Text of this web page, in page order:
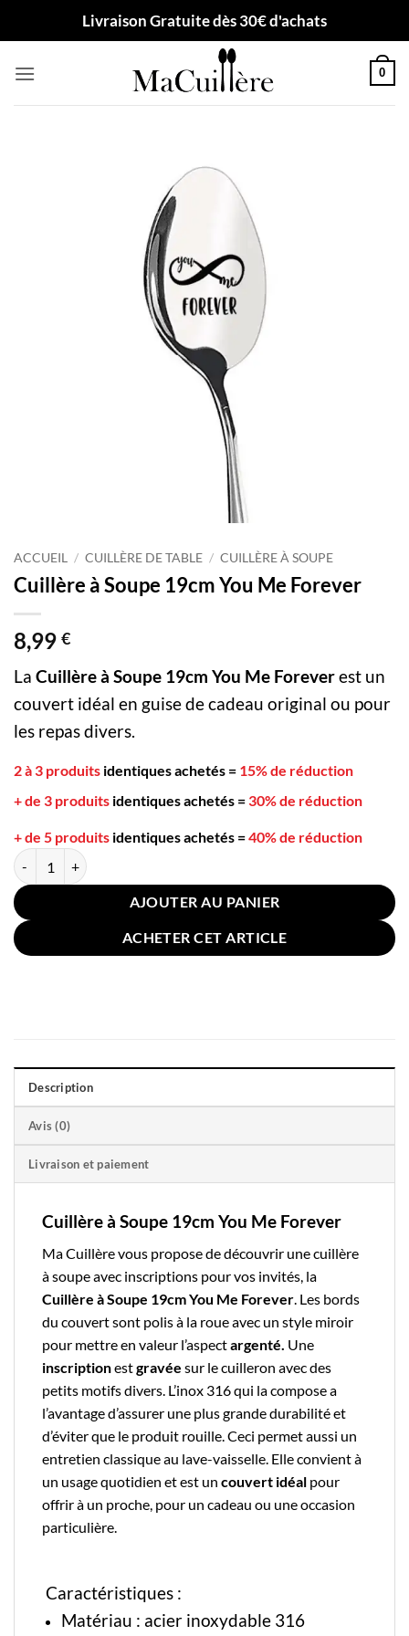
Livraison Gratuite dès 30€ d'achats
0
ACCUEIL / CUILLÈRE DE TABLE / CUILLÈRE À SOUPE
Cuillère à Soupe 19cm You Me Forever
8,99 €
La Cuillère à Soupe 19cm You Me Foreverest un
couvert idéal en guise de cadeau original ou pour
les repas divers.
2 à 3 produits identiques achetés = 15% de réduction
+ de 3 produits identiques achetés = 30% de réduction
+ de 5 produits identiques achetés =40% de réduction
quantité de Cuillère à Soupe 19cm You Me Forever
AJOUTER AU PANIER
ACHETER CET ARTICLE
Description
Avis (0)
Livraison et paiement
Cuillère à Soupe 19cm You Me Forever
Ma Cuillèrevous propose de découvrir unecuillère
à soupe avec inscriptions pour vos invités, la
Cuillère à Soupe 19cm You Me Forever . Les bords
du couvert sont polis à la roue avec un style miroir
pour mettre en valeur l’aspectargenté. Une
inscriptionestgravée sur le cuilleron avec des
petits motifs divers. L’inox 316 qui la compose a
l’avantage d’assurer une plus grande durabilité et
d’éviter que le produit rouille. Ceci permet aussi un
entretien classique au lave-vaisselle. Elle convient à
un usage quotidien et est un couvert idéal pour
offrir à un proche, pour un cadeau ou une occasion
particulière.
Caractéristiques :
Matériau : acier inoxydable 316